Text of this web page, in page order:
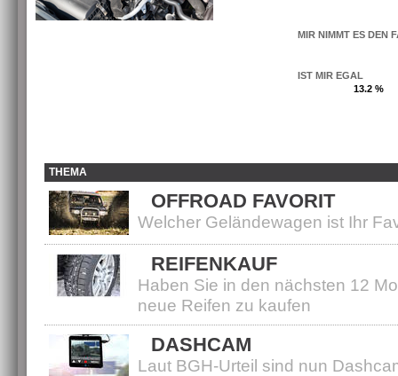
MIR NIMMT ES DEN
IST MIR EGAL
13.2 %
THEMA
OFFROAD FAVORIT
Welcher Geländewagen ist Ihr
REIFENKAUF
Haben Sie in den nächsten 12
neue Reifen zu kaufen
DASHCAM
Laut BGH-Urteil sind nun